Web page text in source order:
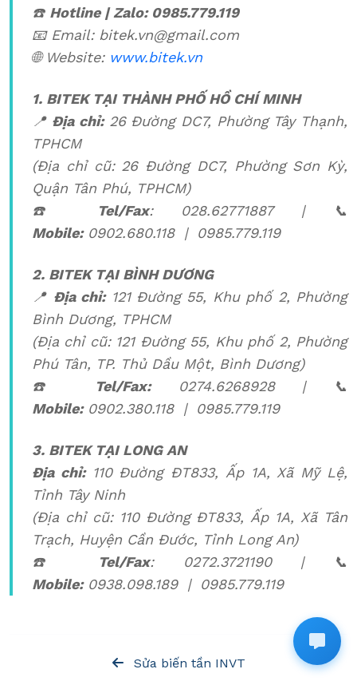
☎️ Hotline | Zalo: 0985.779.119
📧 Email: bitek.vn@gmail.com
🌐 Website: www.bitek.vn
1. BITEK TẠI THÀNH PHỐ HỒ CHÍ MINH
📍 Địa chỉ:26 Đường DC7, Phường Tây Thạnh,
TPHCM
(Địa chỉ cũ: 26 Đường DC7, Phường Sơn Kỳ,
Quận Tân Phú, TPHCM)
☎️
Tel/Fax: 028.62771887 | 📞
Mobile:0902.680.118 | 0985.779.119
2. BITEK TẠI BÌNH DƯƠNG
📍 Địa chỉ:121 Đường 55, Khu phố 2, Phường
Bình Dương, TPHCM
(Địa chỉ cũ: 121 Đường 55, Khu phố 2, Phường
Phú Tân, TP. Thủ Dầu Một, Bình Dương)
☎️
Tel/Fax:0274.6268928 | 📞
Mobile:0902.380.118 | 0985.779.119
3. BITEK TẠI LONG AN
Địa chỉ:110 Đường ĐT833, Ấp 1A, Xã Mỹ Lệ,
Tỉnh Tây Ninh
(Địa chỉ cũ: 110 Đường ĐT833, Ấp 1A, Xã Tân
Trạch, Huyện Cần Đước, Tỉnh Long An)
☎️
Tel/Fax: 0272.3721190 | 📞
Mobile:0938.098.189 | 0985.779.119
Sửa biến tần INVT